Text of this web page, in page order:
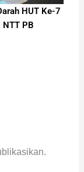
HUT Ke-7
NTT PB